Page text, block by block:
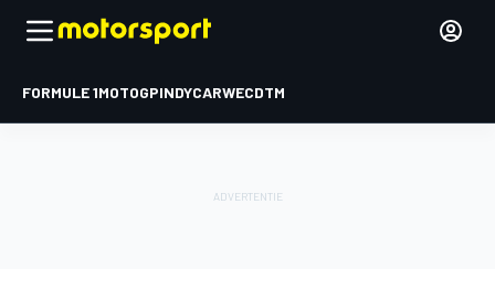
FORMULE 1MOTOGPINDYCARWECDTM